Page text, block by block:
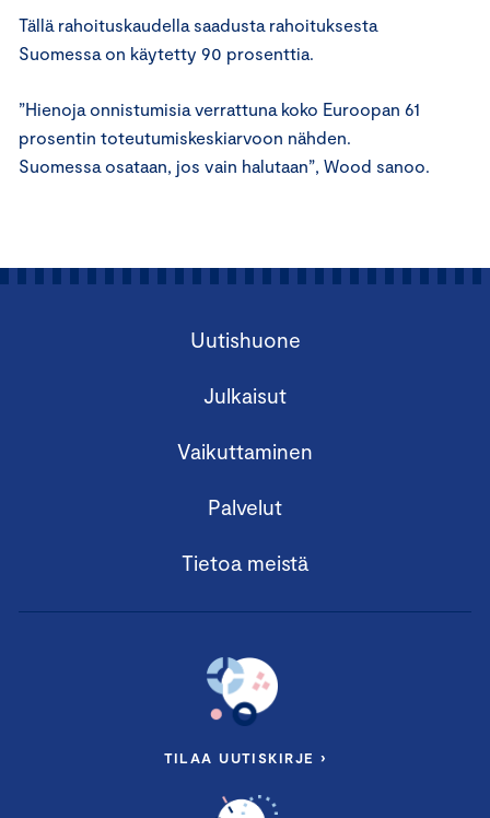
Tällä rahoituskaudella saadusta rahoituksesta
Suomessa on käytetty 90 prosenttia.
”Hienoja onnistumisia verrattuna koko Euroopan 61
prosentin toteutumiskeskiarvoon nähden.
Suomessa osataan, jos vain halutaan”, Wood sanoo.
Uutishuone
Julkaisut
Vaikuttaminen
Palvelut
Tietoa meistä
TILAA UUTISKIRJE ›